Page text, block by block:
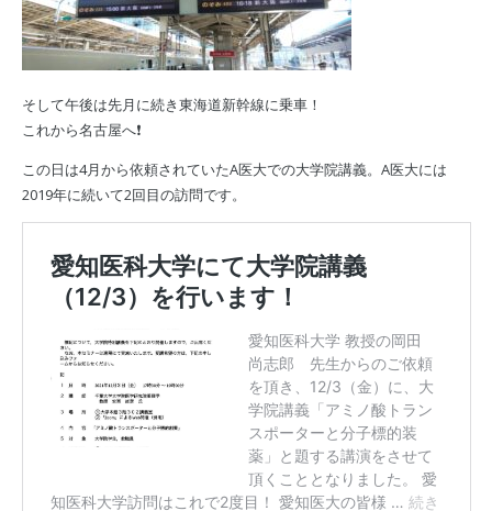
そして午後は先月に続き東海道新幹線に乗車！
これから名古屋へ❗️
この日は4月から依頼されていたA医大での大学院講義。A医大には
2019年に続いて2回目の訪問です。